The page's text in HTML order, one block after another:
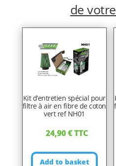
de
Kit d’entretien spécial pour
filtre à air en fibre de coton
vert ref NH01
24,90€TTC
Add to basket